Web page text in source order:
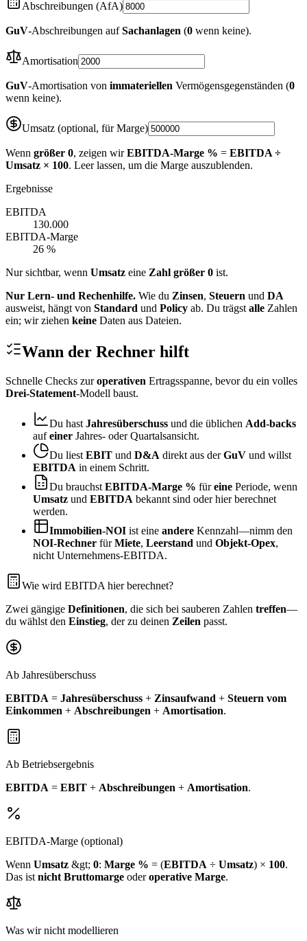
Abschreibungen (AfA)
GuV‑Abschreibungen aufSachanlagen (0 wenn keine).
Amortisation
GuV‑Amortisation von immateriellen Vermögensgegenständen (0
wenn keine).
Umsatz (optional, für Marge)
Wenn größer 0, zeigen wirEBITDA‑Marge % = EBITDA ÷
Umsatz × 100. Leer lassen, um die Marge auszublenden.
Ergebnisse
EBITDA
130.000
EBITDA‑Marge
26 %
Nur sichtbar, wenn Umsatz eine Zahl größer 0 ist.
Nur Lern‑ und Rechenhilfe. Wie du Zinsen, Steuern und DA
ausweist, hängt von Standard und Policy ab. Du trägst alle Zahlen
ein; wir ziehen keine Daten aus Dateien.
Wann der Rechner hilft
Schnelle Checks zuroperativen Ertragsspanne, bevor du ein volles
Drei‑Statement‑Modell baust.
Du hast Jahresüberschuss und die üblichen Add‑backs
aufeiner Jahres‑ oder Quartalsansicht.
Du liest EBIT und D&A direkt aus derGuV und willst
EBITDA in einem Schritt.
Du brauchst EBITDA‑Marge % füreine Periode, wenn
Umsatz und EBITDA bekannt sind oder hier berechnet
werden.
Immobilien‑NOI ist eine andere Kennzahl—nimm den
NOI‑Rechner fürMiete, Leerstand und Objekt‑Opex,
nicht Unternehmens‑EBITDA.
Wie wird EBITDA hier berechnet?
Zwei gängige Definitionen, die sich bei sauberen Zahlen treffen—
du wählst den Einstieg, der zu deinen Zeilen passt.
Ab Jahresüberschuss
EBITDA = Jahresüberschuss + Zinsaufwand + Steuern vom
Einkommen + Abschreibungen + Amortisation.
Ab Betriebsergebnis
EBITDA = EBIT + Abschreibungen + Amortisation.
EBITDA‑Marge (optional)
Wenn Umsatz &gt; 0: Marge % = (EBITDA ÷ Umsatz) × 100.
Das ist nicht Bruttomarge oderoperative Marge.
Was wir nicht modellieren